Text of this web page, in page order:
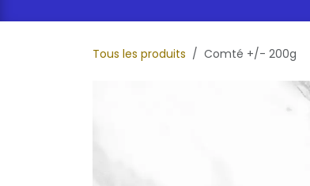
Tous les produits Comté +/- 200g